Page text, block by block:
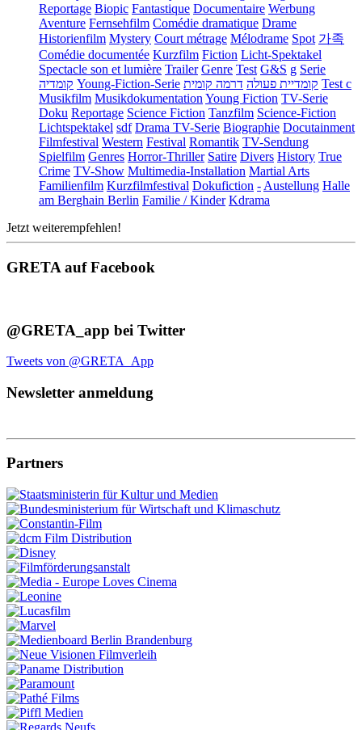
Reportage Biopic Fantastique Documentaire Werbung
Aventure Fernsehfilm Comédie dramatique Drame
Historienfilm Mystery Court métrage Mélodrame Spot 가족
Comédie documentée Kurzfilm Fiction Licht-Spektakel
Spectacle son et lumière Trailer Genre Test G&S g Serie
קומדיה Young-Fiction-Serie קומדיית פעולה דרמה קומית
Test c
Musikfilm MusikdokumentationYoung Fiction TV-Serie
Doku Reportage Science Fiction Tanzfilm Science-Fiction
Lichtspektakel sdf Drama TV-Serie Biographie Docutainment
Filmfestival Western Festival Romantik TV-Sendung
Spielfilm Genres Horror-Thriller Satire Divers History True
Crime TV-Show Multimedia-Installation Martial Arts
Familienfilm Kurzfilmfestival Dokufiction -Austellung Halle
am Berghain Berlin Familie / Kinder Kdrama
Jetzt weiterempfehlen!
GRETA auf Facebook
@GRETA_app bei Twitter
Tweets von @GRETA_App
Newsletter anmeldung
Partners